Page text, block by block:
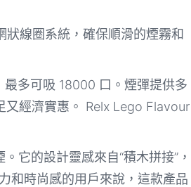
線圈系統，確保順滑的煙霧和
多可吸 18000 口。煙彈提供多
又經濟實惠。 Relx Lego Flavour
它的設計靈感來自“積木拼接”，
和時尚感的用戶來說，這款產品